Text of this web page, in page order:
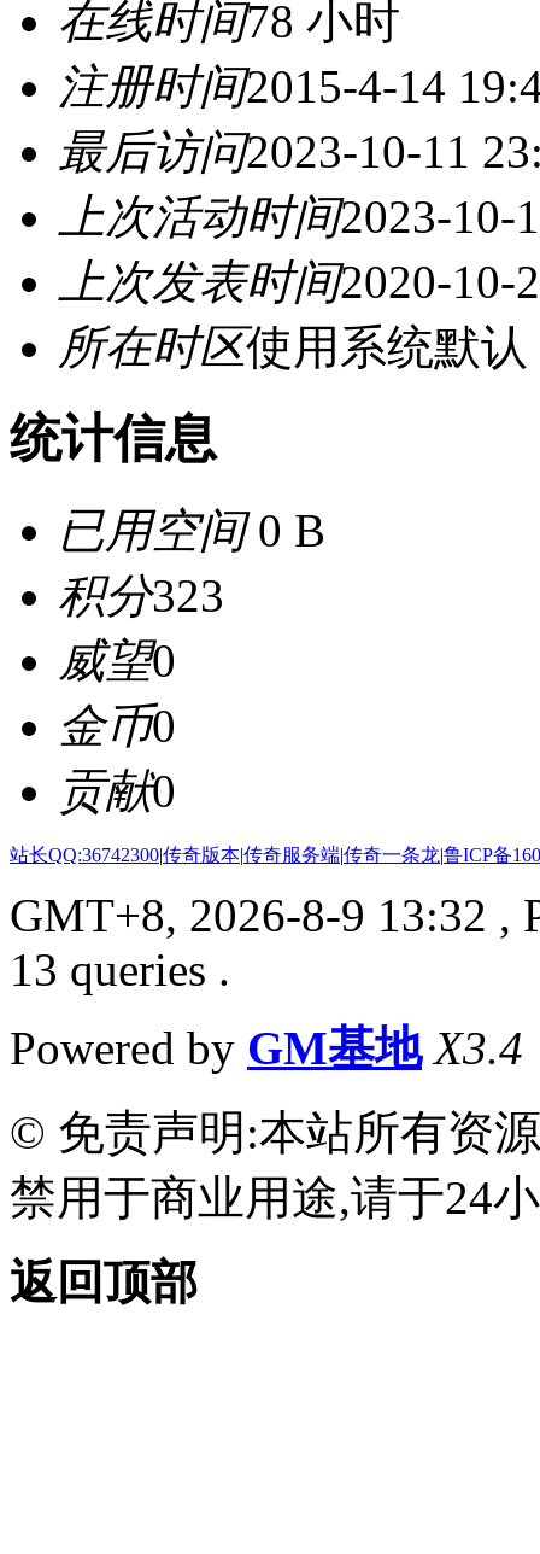
在线时间78 小时
注册时间2015-4-14
最后访问2023-10-11
上次活动时间2023-10-
上次发表时间2020-10-
所在时区使用系统默认
统计信息
已用空间0 B
积分323
威望0
金币0
贡献0
站长QQ:36742300|传奇版本|传奇服务端|传奇一条龙|鲁ICP备
GMT+8, 2026-8-9 13:32 ,
13 queries .
Powered by GM基地 X3.4
© 免责声明:本站所有资
禁用于商业用途,请于24
返回顶部